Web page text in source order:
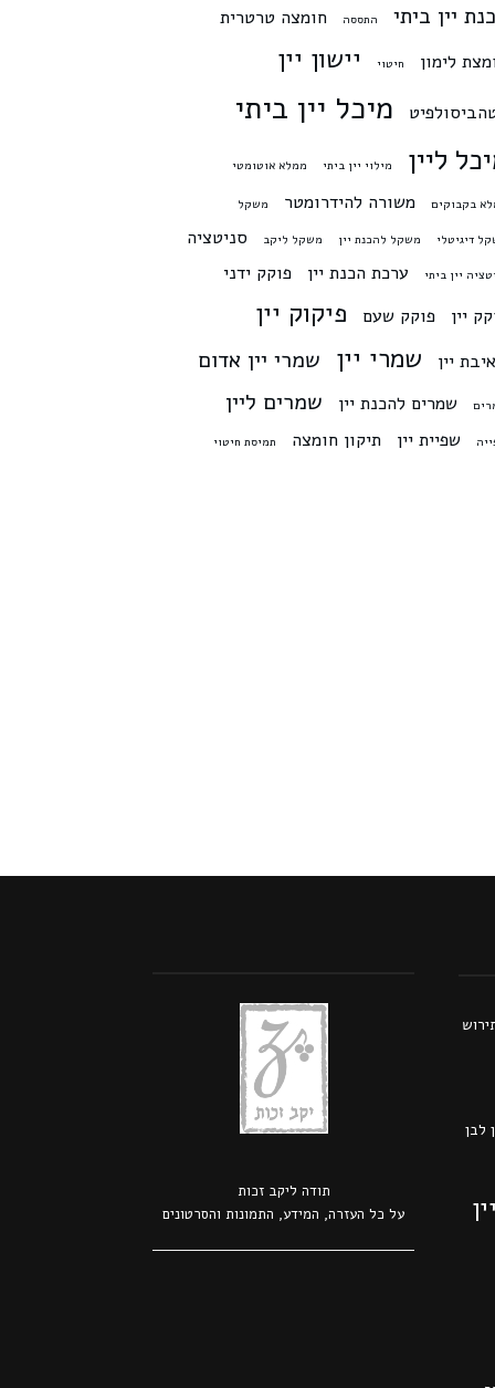
יין ביתי התססה
חומצה טרטרית
לימון
חיטוי יישון יין
מיכל יין ביתי
ליין מילוי יין ביתי ממלא אוטומטי
בקבוקים משורה להידרומטר משקל
דיגיטלי משקל להכנת יין משקל ליקב סניטציה
יין ביתי ערכת הכנת יין
פוקק ידני
יין
פוקק שעם פיקוק יין
יין שמרי יין שמרי יין אדום
שמרים להכנת יין שמרים ליין
שפיית יין תיקון חומצה תמיסת חיטוי
לבן
תודה ליקב זכות
על כל העזרה, המידע, התמונות והסרטונים